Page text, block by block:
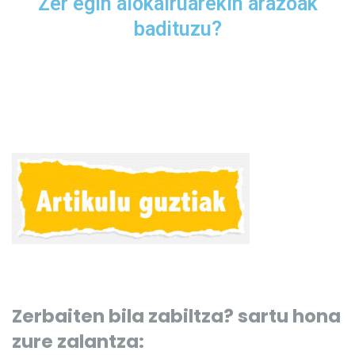
badituzu?
Zerbaiten bila zabiltza? sartu hona
zure zalantza: